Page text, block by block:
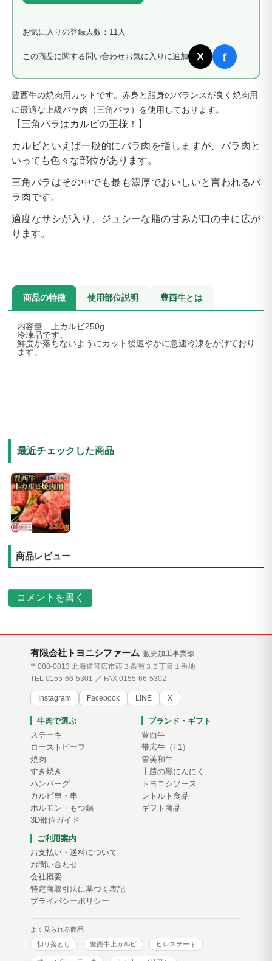
お気に入りの登録人数：11人
この商品に関する問い合わせお気に入りに追加 X f
豊西牛の焼肉用カットです。赤身と脂身のバランスが良く焼肉用
に最適な上級バラ肉（三角バラ）を使用しております。
【三角バラはカルビの王様！】
カルビといえば一般的にバラ肉を指しますが、バラ肉と
いっても色々な部位があります。
三角バラはその中でも最も濃厚でおいしいと言われるバ
ラ肉です。
適度なサシが入り、ジュシーな脂の甘みが口の中に広が
ります。
商品の特徴 使用部位説明 豊西牛とは
内容量 上カルビ250g
冷凍品です。
鮮度が落ちないようにカット後速やかに急速冷凍をかけており
ます。
最近チェックした商品
商品レビュー
コメントを書く
有限会社トヨニシファーム 販売加工事業部
〒080-0013 北海道帯広市西３条南３５丁目１番地
TEL 0155-66-5301 ／ FAX 0155-66-5302
Instagram Facebook LINE X
牛肉で選ぶ
ステーキ
ローストビーフ
焼肉
すき焼き
ハンバーグ
カルビ串・串
ホルモン・もつ鍋
3D部位ガイド
ブランド・ギフト
豊西牛
帯広牛（F1）
雪美和牛
十勝の黒にんにく
トヨニシソース
レトルト食品
ギフト商品
ご利用案内
お支払い・送料について
お問い合わせ
会社概要
特定商取引法に基づく表記
プライバシーポリシー
よく見られる商品
切り落とし
豊西牛上カルビ ヒレステーキ